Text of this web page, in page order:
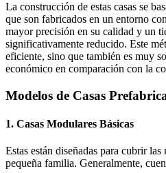
La construcción de estas casas se
que son fabricados en un entorno
mayor precisión en su calidad y un
significativamente reducido. Este
eficiente, sino que también es muy
económico en comparación con la
Modelos de Casas
1. Casas Modulares Básicas
Estas están diseñadas para cubrir las
pequeña familia. Generalmente,